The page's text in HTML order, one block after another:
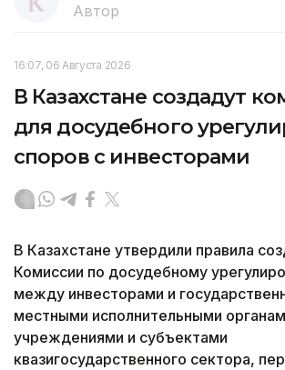
Автор
16:07, 06 Августа 2026
В Казахстане создадут
для досудебного
споров с инвесторами
В Казахстане утвердили правила
Комиссии по досудебному
между инвесторами и
местными исполнительными
учреждениями и субъектами
квазигосударственного сектора,